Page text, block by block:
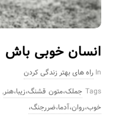
انسان خوبی باش
In راه های بهتر زندگی کردن
Tags جملک،متون قشنگ،زیبا،هنر,
خوب،روان،آدما،ضررجنگ،